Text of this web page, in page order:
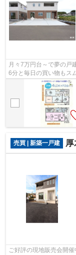
月々7万円台～で夢の戸
6分と毎日の買い物もス
物がたくさん干せる2面
売買 | 新築一戸建
ご好評の現地販売会開